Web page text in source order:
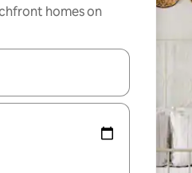
homes on
with up and down arrow